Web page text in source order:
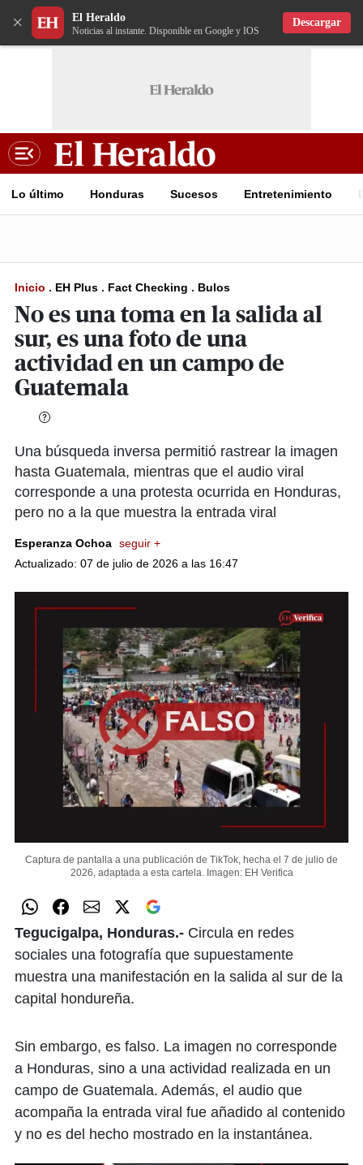
× El Heraldo
Noticias al instante. Disponible en Google y IOS
Descargar
Lo último Honduras Sucesos Entretenimiento
Inicio . EH Plus . Fact Checking . Bulos
No es una toma en la salida al
sur, es una foto de una
actividad en un campo de
Guatemala
Una búsqueda inversa permitió rastrear la imagen
hasta Guatemala, mientras que el audio viral
corresponde a una protesta ocurrida en Honduras,
pero no a la que muestra la entrada viral
Esperanza Ochoa seguir +
Actualizado: 07 de julio de 2026 a las 16:47
Captura de pantalla a una publicación de TikTok, hecha el 7 de julio de
2026, adaptada a esta cartela. Imagen: EH Verifica
Tegucigalpa, Honduras.- Circula en redes
sociales una fotografía que supuestamente
muestra una manifestación en la salida al sur de la
capital hondureña.
Sin embargo, es falso. La imagen no corresponde
a Honduras, sino a una actividad realizada en un
campo de Guatemala. Además, el audio que
acompaña la entrada viral fue añadido al contenido
y no es del hecho mostrado en la instantánea.